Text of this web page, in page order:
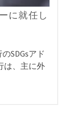
に就任し
SDGsアド
は、主に外